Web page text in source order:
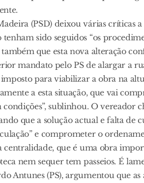
(PSD) deixou várias críticas
sido seguidos “os
que esta nova alteração
mandato pelo PS de alargar a
para viabilizar a obra na
a esta situação, que vai
sublinhou. O vereador
que a solução actual e falta
e comprometer o
centralidade, que é uma obra
nem sequer tem passeios. É
Antunes (PS), argumentou que